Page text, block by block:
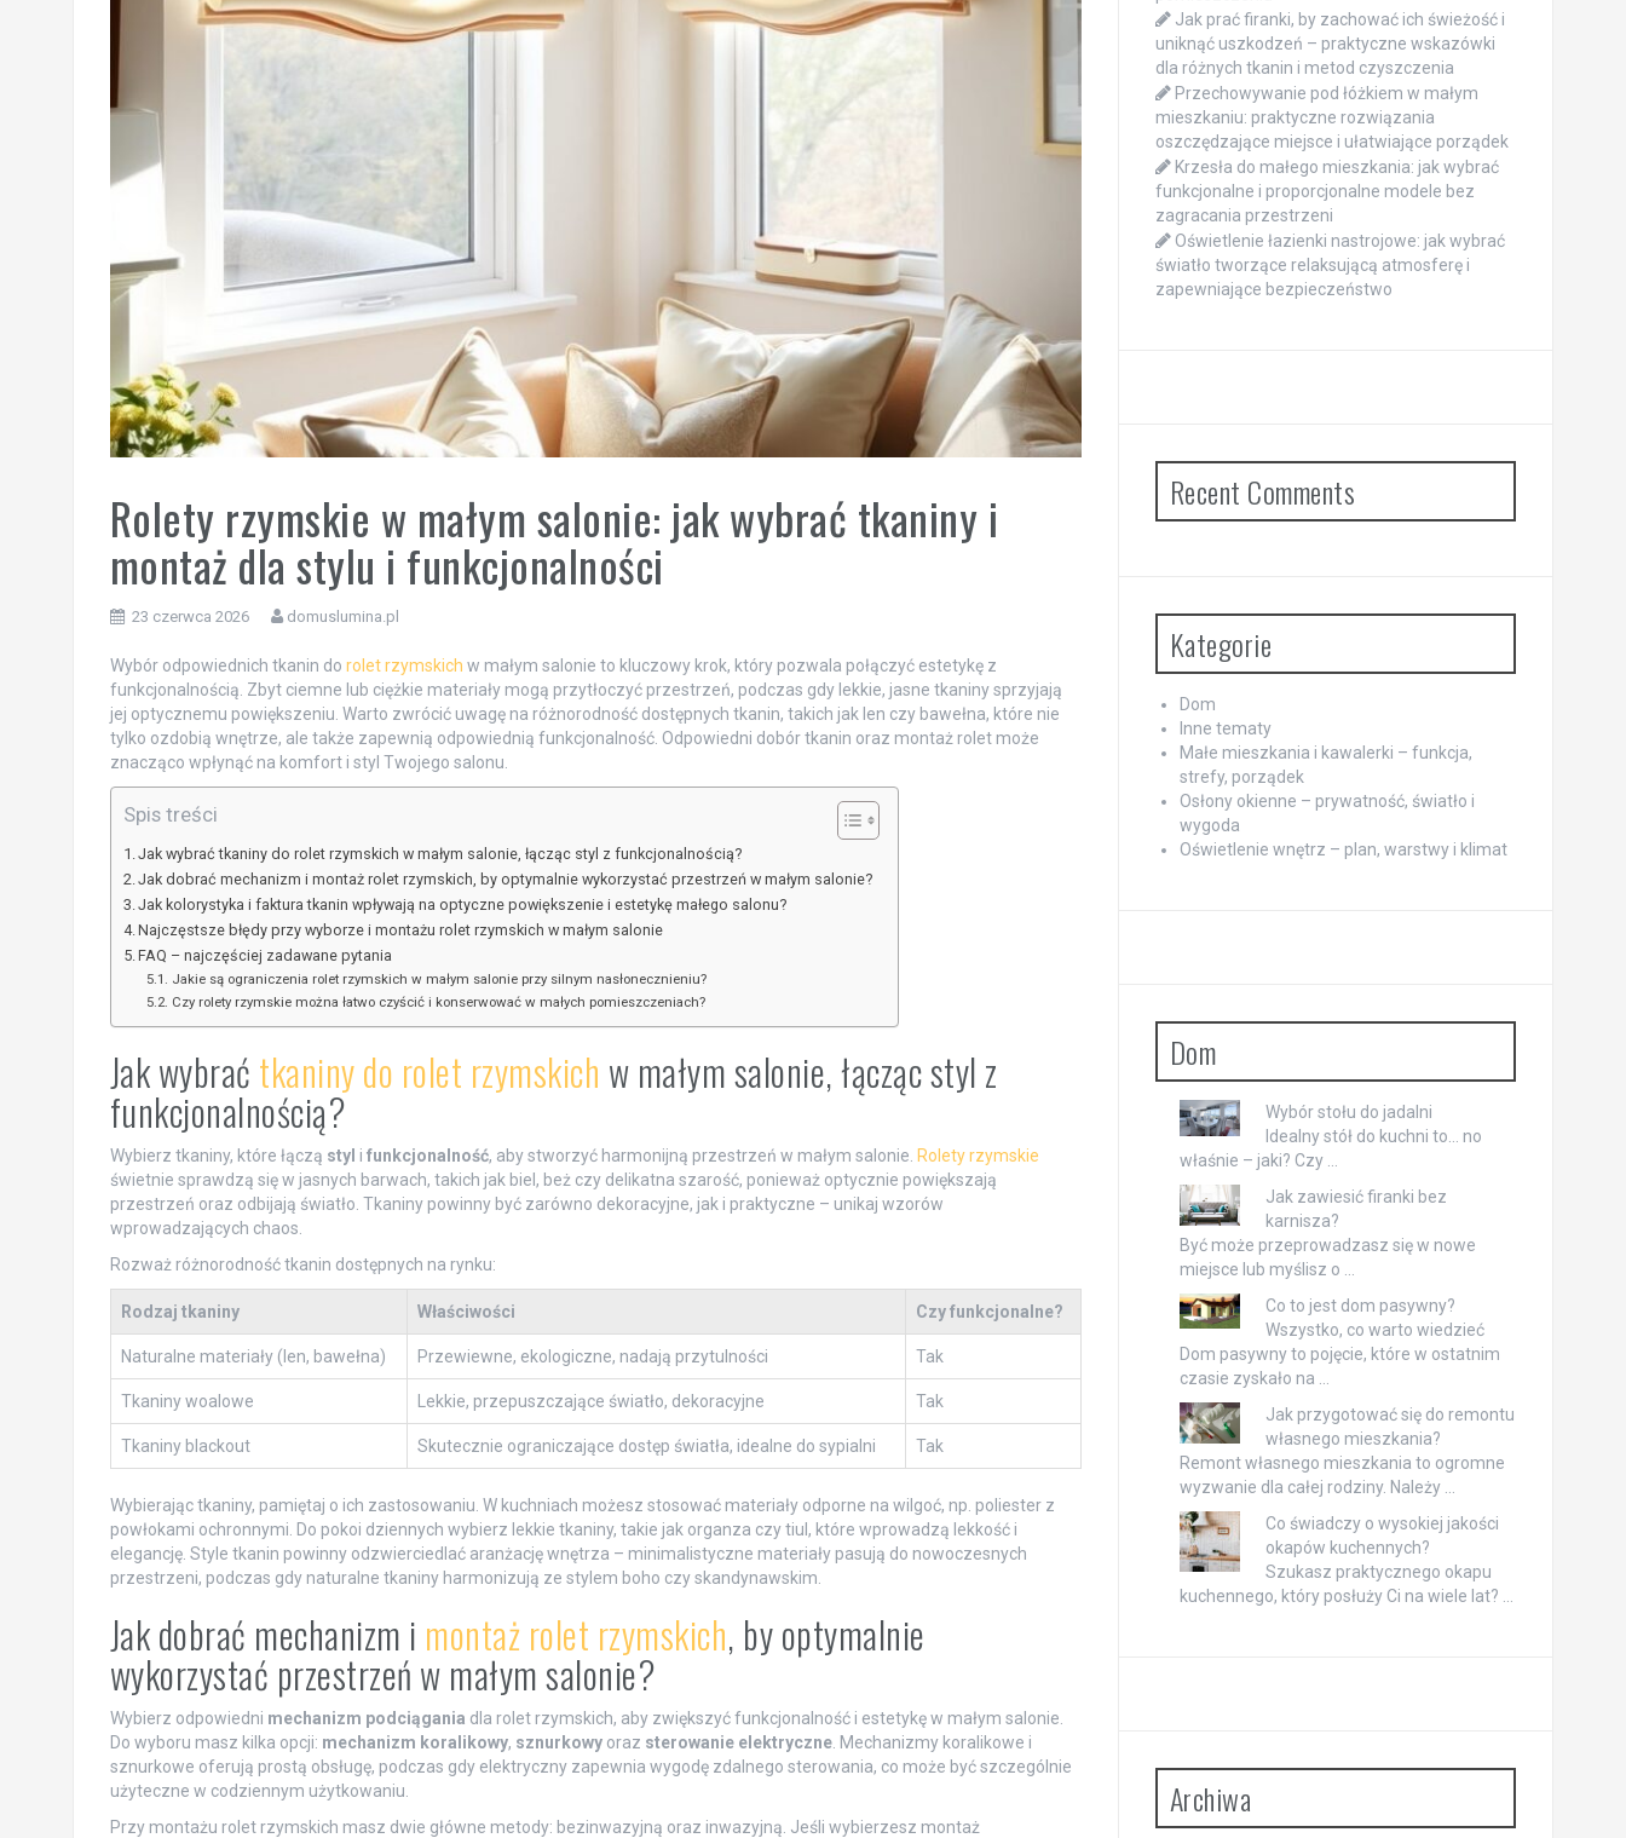
Rolety rzymskie w małym salonie: jak wybrać tkaniny i
montaż dla stylu i funkcjonalności
23 czerwca 2026 domuslumina.pl
Wybór odpowiednich tkanin do rolet rzymskich w małym salonie to kluczowy krok, który pozwala połączyć estetykę z
funkcjonalnością. Zbyt ciemne lub ciężkie materiały mogą przytłoczyć przestrzeń, podczas gdy lekkie, jasne tkaniny sprzyjają
jej optycznemu powiększeniu. Warto zwrócić uwagę na różnorodność dostępnych tkanin, takich jak len czy bawełna, które nie
tylko ozdobią wnętrze, ale także zapewnią odpowiednią funkcjonalność. Odpowiedni dobór tkanin oraz montaż rolet może
znacząco wpłynąć na komfort i styl Twojego salonu.
Spis treści
Jak wybrać tkaniny do rolet rzymskich w małym salonie, łącząc styl z funkcjonalnością?
Jak dobrać mechanizm i montaż rolet rzymskich, by optymalnie wykorzystać przestrzeń w małym salonie?
Jak kolorystyka i faktura tkanin wpływają na optyczne powiększenie i estetykę małego salonu?
Najczęstsze błędy przy wyborze i montażu rolet rzymskich w małym salonie
FAQ – najczęściej zadawane pytania
Jakie są ograniczenia rolet rzymskich w małym salonie przy silnym nasłonecznieniu?
Czy rolety rzymskie można łatwo czyścić i konserwować w małych pomieszczeniach?
Jak wybrać tkaniny do rolet rzymskich w małym salonie, łącząc styl z
funkcjonalnością?
Wybierz tkaniny, które łączą styl i funkcjonalność, aby stworzyć harmonijną przestrzeń w małym salonie. Rolety rzymskie
świetnie sprawdzą się w jasnych barwach, takich jak biel, beż czy delikatna szarość, ponieważ optycznie powiększają
przestrzeń oraz odbijają światło. Tkaniny powinny być zarówno dekoracyjne, jak i praktyczne – unikaj wzorów
wprowadzających chaos.
Rozważ różnorodność tkanin dostępnych na rynku:
Rodzaj tkaniny Właściwości Czy funkcjonalne?
Naturalne materiały (len, bawełna) Przewiewne, ekologiczne, nadają przytulności Tak
Tkaniny woalowe Lekkie, przepuszczające światło, dekoracyjne Tak
Tkaniny blackout Skutecznie ograniczające dostęp światła, idealne do sypialni Tak
Wybierając tkaniny, pamiętaj o ich zastosowaniu. W kuchniach możesz stosować materiały odporne na wilgoć, np. poliester z
powłokami ochronnymi. Do pokoi dziennych wybierz lekkie tkaniny, takie jak organza czy tiul, które wprowadzą lekkość i
elegancję. Style tkanin powinny odzwierciedlać aranżację wnętrza – minimalistyczne materiały pasują do nowoczesnych
przestrzeni, podczas gdy naturalne tkaniny harmonizują ze stylem boho czy skandynawskim.
Jak dobrać mechanizm i montaż rolet rzymskich, by optymalnie
wykorzystać przestrzeń w małym salonie?
Wybierz odpowiedni mechanizm podciągania dla rolet rzymskich, aby zwiększyć funkcjonalność i estetykę w małym salonie.
Do wyboru masz kilka opcji: mechanizm koralikowy, sznurkowyoraz sterowanie elektryczne. Mechanizmy koralikowe i
sznurkowe oferują prostą obsługę, podczas gdy elektryczny zapewnia wygodę zdalnego sterowania, co może być szczególnie
użyteczne w codziennym użytkowaniu.
Przy montażu rolet rzymskich masz dwie główne metody: bezinwazyjną oraz inwazyjną. Jeśli wybierzesz montaż
Jak prać firanki, by zachować ich świeżość i
uniknąć uszkodzeń – praktyczne wskazówki
dla różnych tkanin i metod czyszczenia
Przechowywanie pod łóżkiem w małym
mieszkaniu: praktyczne rozwiązania
oszczędzające miejsce i ułatwiające porządek
Krzesła do małego mieszkania: jak wybrać
funkcjonalne i proporcjonalne modele bez
zagracania przestrzeni
Oświetlenie łazienki nastrojowe: jak wybrać
światło tworzące relaksującą atmosferę i
zapewniające bezpieczeństwo
Recent Comments
Kategorie
Dom
Inne tematy
Małe mieszkania i kawalerki – funkcja,
strefy, porządek
Osłony okienne – prywatność, światło i
wygoda
Oświetlenie wnętrz – plan, warstwy i klimat
Dom
Wybór stołu do jadalni
Idealny stół do kuchni to… no
właśnie – jaki? Czy …
Jak zawiesić firanki bez
karnisza?
Być może przeprowadzasz się w nowe
miejsce lub myślisz o …
Co to jest dom pasywny?
Wszystko, co warto wiedzieć
Dom pasywny to pojęcie, które w ostatnim
czasie zyskało na …
Jak przygotować się do remontu
własnego mieszkania?
Remont własnego mieszkania to ogromne
wyzwanie dla całej rodziny. Należy …
Co świadczy o wysokiej jakości
okapów kuchennych?
Szukasz praktycznego okapu
kuchennego, który posłuży Ci na wiele lat? …
Archiwa